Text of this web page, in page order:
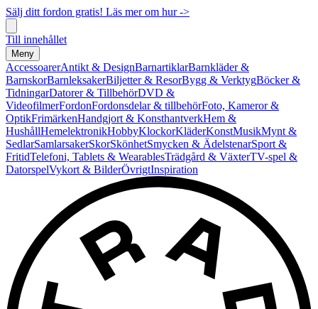
Sälj ditt fordon gratis! Läs mer om hur ->
Till innehållet
Meny
AccessoarerAntikt & DesignBarnartiklarBarnkläder &
BarnskorBarnleksakerBiljetter & ResorBygg & VerktygBöcker &
TidningarDatorer & TillbehörDVD &
VideofilmerFordonFordonsdelar & tillbehörFoto, Kameror &
OptikFrimärkenHandgjort & KonsthantverkHem &
HushållHemelektronikHobbyKlockorKläderKonstMusikMynt &
SedlarSamlarsakerSkorSkönhetSmycken & ÄdelstenarSport &
FritidTelefoni, Tablets & WearablesTrädgård & VäxterTV-spel &
DatorspelVykort & BilderÖvrigtInspiration